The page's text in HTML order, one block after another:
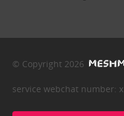
© Copyright 2026
service webchat number: